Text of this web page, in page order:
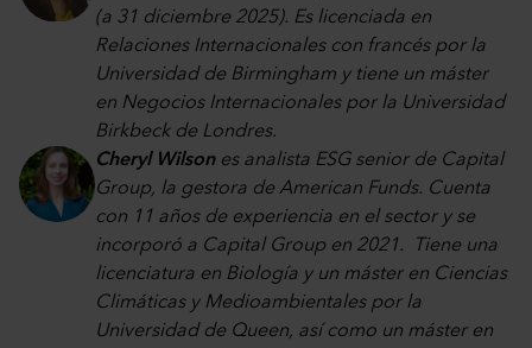
(a 31 diciembre 2025). Es licenciada en
Relaciones Internacionales con francés por la
Universidad de Birmingham y tiene un máster
en Negocios Internacionales por la Universidad
Birkbeck de Londres.
Cheryl Wilsones analista ESG senior de Capital
Group, la gestora de American Funds. Cuenta
con 11 años de experiencia en el sector y se
incorporó a Capital Group en 2021. Tiene una
licenciatura en Biología y un máster en Ciencias
Climáticas y Medioambientales por la
Universidad de Queen, así como un máster en